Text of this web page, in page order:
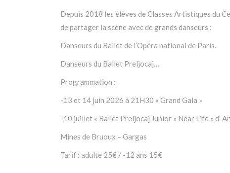
Depuis 2018 les élèves de Classes Artistiques du
de partager la scène avec de grands danseurs :
Danseurs du Ballet de l’Opéra national de Paris.
Danseurs du Ballet Preljocaj…
Programmation :
-13 et 14 juin 2026 à 21H30 « Grand Gala »
-10 juillet « Ballet Preljocaj Junior » Near Life » d’
Mines de Bruoux – Gargas
Tarif : adulte 25€ / -12 ans 15€